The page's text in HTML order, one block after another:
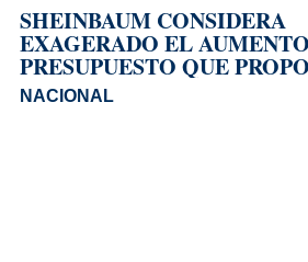
SHEINBAUM CONSIDERA
EXAGERADO EL
PRESUPUESTO QUE
INE PARA 2027
NACIONAL